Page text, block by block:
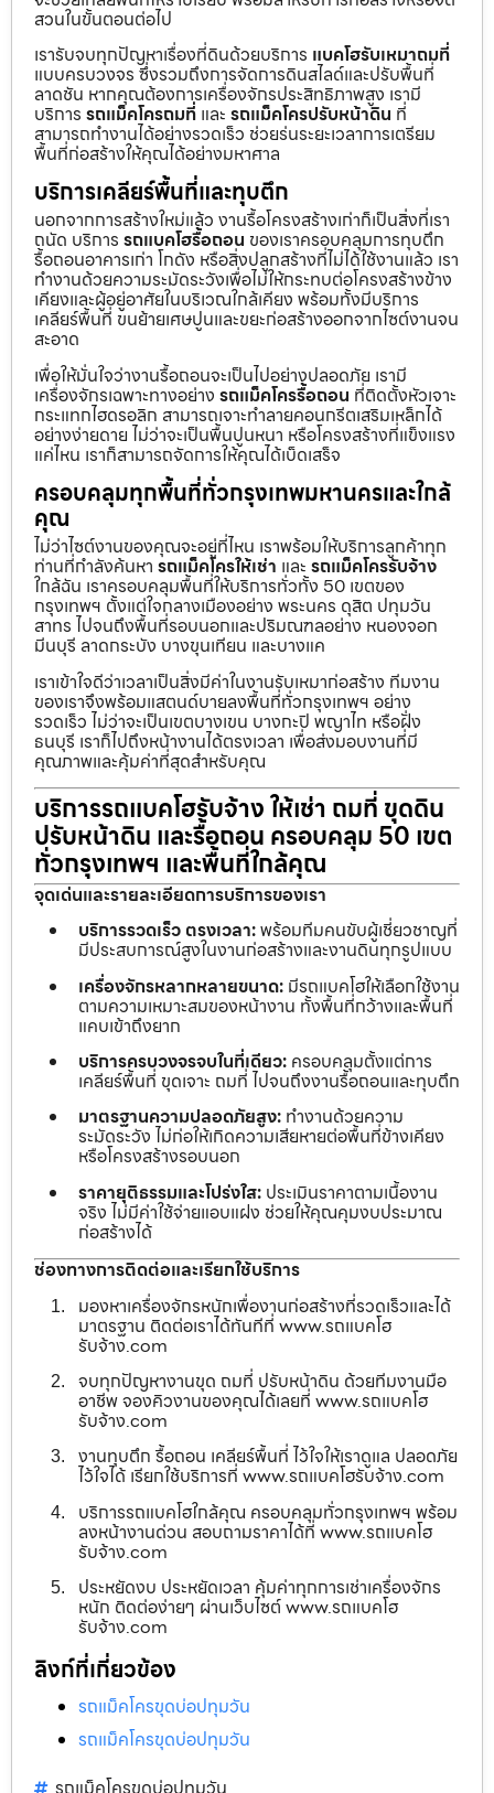
สวนในขั้นตอนต่อไป
เรารับจบทุกปัญหาเรื่องที่ดินด้วยบริการ แบคโฮรับเหมาถมที่
แบบครบวงจร ซึ่งรวมถึงการจัดการดินสไลด์และปรับพื้นที่
ลาดชัน หากคุณต้องการเครื่องจักรประสิทธิภาพสูง เรามี
บริการ รถแม็คโครถมที่ และ รถแม็คโครปรับหน้าดิน ที่
สามารถทำงานได้อย่างรวดเร็ว ช่วยร่นระยะเวลาการเตรียม
พื้นที่ก่อสร้างให้คุณได้อย่างมหาศาล
บริการเคลียร์พื้นที่และทุบตึก
นอกจากการสร้างใหม่แล้ว งานรื้อโครงสร้างเก่าก็เป็นสิ่งที่เรา
ถนัด บริการ รถแบคโฮรื้อถอน ของเราครอบคลุมการทุบตึก
รื้อถอนอาคารเก่า โกดัง หรือสิ่งปลูกสร้างที่ไม่ได้ใช้งานแล้ว เรา
ทำงานด้วยความระมัดระวังเพื่อไม่ให้กระทบต่อโครงสร้างข้าง
เคียงและผู้อยู่อาศัยในบริเวณใกล้เคียง พร้อมทั้งมีบริการ
เคลียร์พื้นที่ ขนย้ายเศษปูนและขยะก่อสร้างออกจากไซต์งานจน
สะอาด
เพื่อให้มั่นใจว่างานรื้อถอนจะเป็นไปอย่างปลอดภัย เรามี
เครื่องจักรเฉพาะทางอย่าง รถแม็คโครรื้อถอน ที่ติดตั้งหัวเจาะ
กระแทกไฮดรอลิก สามารถเจาะทำลายคอนกรีตเสริมเหล็กได้
อย่างง่ายดาย ไม่ว่าจะเป็นพื้นปูนหนา หรือโครงสร้างที่แข็งแรง
แค่ไหน เราก็สามารถจัดการให้คุณได้เบ็ดเสร็จ
ครอบคลุมทุกพื้นที่ทั่วกรุงเทพมหานครและใกล้
คุณ
ไม่ว่าไซต์งานของคุณจะอยู่ที่ไหน เราพร้อมให้บริการลูกค้าทุก
ท่านที่กำลังค้นหา รถแม็คโครให้เช่า และ รถแม็คโครรับจ้าง
ใกล้ฉัน เราครอบคลุมพื้นที่ให้บริการทั่วทั้ง 50 เขตของ
กรุงเทพฯ ตั้งแต่ใจกลางเมืองอย่าง พระนคร ดุสิต ปทุมวัน
สาทร ไปจนถึงพื้นที่รอบนอกและปริมณฑลอย่าง หนองจอก
มีนบุรี ลาดกระบัง บางขุนเทียน และบางแค
เราเข้าใจดีว่าเวลาเป็นสิ่งมีค่าในงานรับเหมาก่อสร้าง ทีมงาน
ของเราจึงพร้อมแสตนด์บายลงพื้นที่ทั่วกรุงเทพฯ อย่าง
รวดเร็ว ไม่ว่าจะเป็นเขตบางเขน บางกะปิ พญาไท หรือฝั่ง
ธนบุรี เราก็ไปถึงหน้างานได้ตรงเวลา เพื่อส่งมอบงานที่มี
คุณภาพและคุ้มค่าที่สุดสำหรับคุณ
บริการรถแบคโฮรับจ้าง ให้เช่า ถมที่ ขุดดิน
ปรับหน้าดิน และรื้อถอน ครอบคลุม 50 เขต
ทั่วกรุงเทพฯ และพื้นที่ใกล้คุณ
จุดเด่นและรายละเอียดการบริการของเรา
บริการรวดเร็ว ตรงเวลา:พร้อมทีมคนขับผู้เชี่ยวชาญที่
มีประสบการณ์สูงในงานก่อสร้างและงานดินทุกรูปแบบ
เครื่องจักรหลากหลายขนาด: มีรถแบคโฮให้เลือกใช้งาน
ตามความเหมาะสมของหน้างาน ทั้งพื้นที่กว้างและพื้นที่
แคบเข้าถึงยาก
บริการครบวงจรจบในที่เดียว: ครอบคลุมตั้งแต่การ
เคลียร์พื้นที่ ขุดเจาะ ถมที่ ไปจนถึงงานรื้อถอนและทุบตึก
มาตรฐานความปลอดภัยสูง: ทำงานด้วยความ
ระมัดระวัง ไม่ก่อให้เกิดความเสียหายต่อพื้นที่ข้างเคียง
หรือโครงสร้างรอบนอก
ราคายุติธรรมและโปร่งใส: ประเมินราคาตามเนื้องาน
จริง ไม่มีค่าใช้จ่ายแอบแฝง ช่วยให้คุณคุมงบประมาณ
ก่อสร้างได้
ช่องทางการติดต่อและเรียกใช้บริการ
มองหาเครื่องจักรหนักเพื่องานก่อสร้างที่รวดเร็วและได้
มาตรฐาน ติดต่อเราได้ทันทีที่ www.รถแบคโฮ
รับจ้าง.com
จบทุกปัญหางานขุด ถมที่ ปรับหน้าดิน ด้วยทีมงานมือ
อาชีพ จองคิวงานของคุณได้เลยที่ www.รถแบคโฮ
รับจ้าง.com
งานทุบตึก รื้อถอน เคลียร์พื้นที่ ไว้ใจให้เราดูแล ปลอดภัย
ไว้ใจได้ เรียกใช้บริการที่ www.รถแบคโฮรับจ้าง.com
บริการรถแบคโฮใกล้คุณ ครอบคลุมทั่วกรุงเทพฯ พร้อม
ลงหน้างานด่วน สอบถามราคาได้ที่ www.รถแบคโฮ
รับจ้าง.com
ประหยัดงบ ประหยัดเวลา คุ้มค่าทุกการเช่าเครื่องจักร
หนัก ติดต่อง่ายๆ ผ่านเว็บไซต์ www.รถแบคโฮ
รับจ้าง.com
ลิงก์ที่เกี่ยวข้อง
รถแม็คโครขุดบ่อปทุมวัน
รถแม็คโครขุดบ่อปทุมวัน